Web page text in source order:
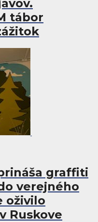
tábor
graffiti
verejného
oživilo
Ruskove